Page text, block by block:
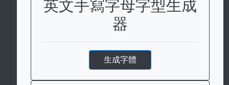
英文手寫字母字型生成
器
生成字體